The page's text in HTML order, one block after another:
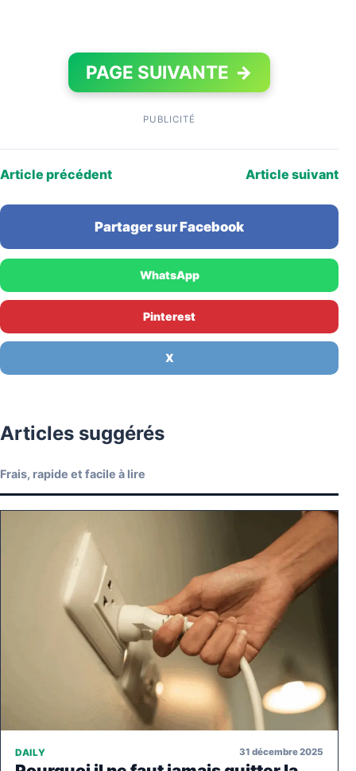
PAGE SUIVANTE →
PUBLICITÉ
Article précédent Article suivant
Partager sur Facebook
WhatsApp
Pinterest
X
Articles suggérés
Frais, rapide et facile à lire
DAILY 31 décembre 2025